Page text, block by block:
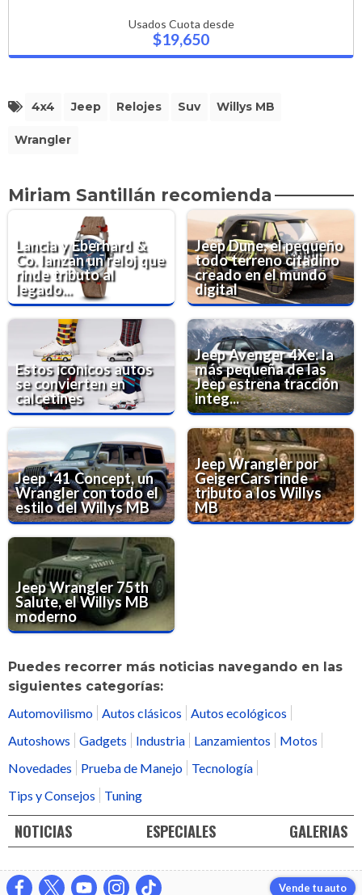
Usados Cuota desde
$19,650
4x4 Jeep Relojes Suv Willys MB
Wrangler
Miriam Santillán recomienda
Lancia y Eberhard &
Co. lanzan un reloj que
rinde tributo al
legado...
Jeep Dune, el pequeño
todo terreno citadino
creado en el mundo
digital
Estos icónicos autos
se convierten en
calcetines
Jeep Avenger 4Xe: la
más pequeña de las
Jeep estrena tracción
integ...
Jeep '41 Concept, un
Wrangler con todo el
estilo del Willys MB
Jeep Wrangler por
GeigerCars rinde
tributo a los Willys
MB
Jeep Wrangler 75th
Salute, el Willys MB
moderno
Puedes recorrer más noticias navegando en las
siguientes categorías:
Automovilismo Autos clásicos
Autos ecológicos
Autoshows
Gadgets Industria Lanzamientos
Motos
Novedades
Prueba de Manejo
Tecnología
Tips y Consejos
Tuning
NOTICIAS ESPECIALES GALERIAS
Vende tu auto